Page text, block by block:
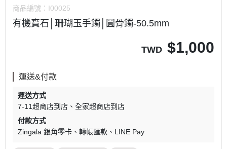
商品編號： I00025
有機寶石│珊瑚玉手鐲│圓骨鐲-50.5mm
TWD $1,000
運送&付款
運送方式
7-11超商店到店
全家超商店到店
付款方式
Zingala 銀角零卡
轉帳匯款 LINE Pay